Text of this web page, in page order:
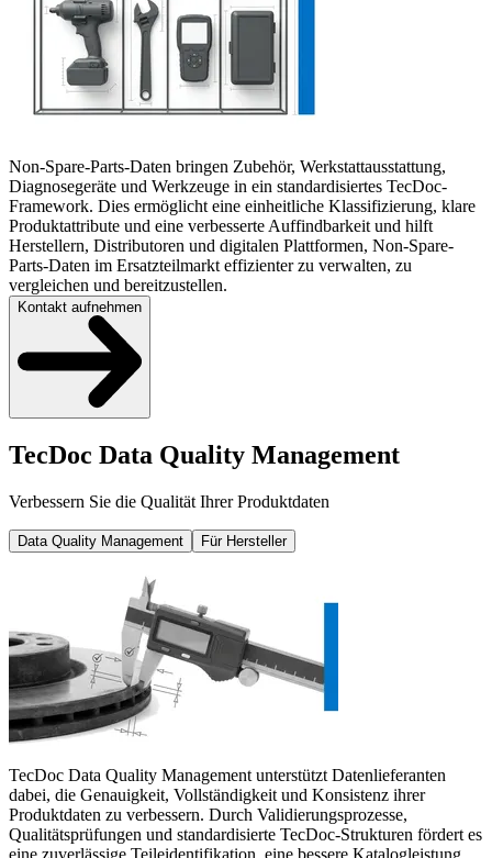
Non-Spare-Parts-Daten bringen Zubehör, Werkstattausstattung,
Diagnosegeräte und Werkzeuge in ein standardisiertes TecDoc-
Framework. Dies ermöglicht eine einheitliche Klassifizierung, klare
Produktattribute und eine verbesserte Auffindbarkeit und hilft
Herstellern, Distributoren und digitalen Plattformen, Non-Spare-
Parts-Daten im Ersatzteilmarkt effizienter zu verwalten, zu
vergleichen und bereitzustellen.
Kontakt aufnehmen
TecDoc Data Quality Management
Verbessern Sie die Qualität Ihrer Produktdaten
Data Quality Management Für Hersteller
TecDoc Data Quality Management unterstützt Datenlieferanten
dabei, die Genauigkeit, Vollständigkeit und Konsistenz ihrer
Produktdaten zu verbessern. Durch Validierungsprozesse,
Qualitätsprüfungen und standardisierte TecDoc-Strukturen fördert es